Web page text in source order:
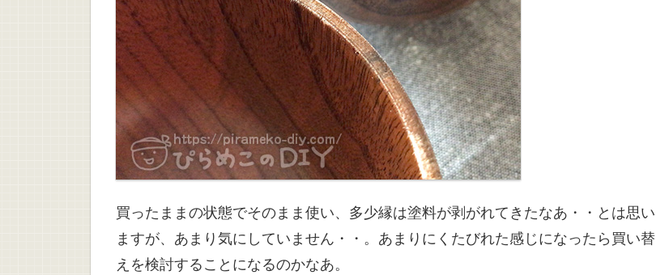
買ったままの状態でそのまま使い、多少縁は塗料が剥がれてきたなあ・・とは思い
ますが、あまり気にしていません・・。あまりにくたびれた感じになったら買い替
えを検討することになるのかなあ。